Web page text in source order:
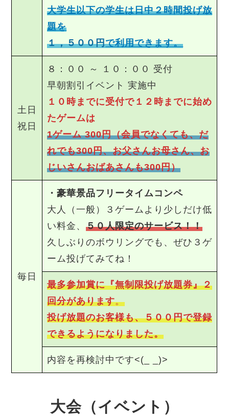
大学生以下の学生は日中２時間投げ放
題を
１，５００円で利用できます。
土日
祝日
８：００ ～ １０：００ 受付
早朝割引イベント 実施中
１０時までに受付で１２時までに始め
たゲームは
1ゲーム 300円（会員でなくても、だ
れでも300円、お父さんお母さん、お
じいさんおばあさんも300円）
毎日
・豪華景品フリータイムコンペ
大人（一般）３ゲームより少しだけ低
い料金、５０人限定のサービス！！
久しぶりのボウリングでも、ぜひ３ゲ
ーム投げてみてね！
最多参加賞に『無制限投げ放題券』２
回分があります。
投げ放題のお客様も、５００円で登録
できるようになりました。
内容を再検討中です<(_ _)>
大会（イベント）